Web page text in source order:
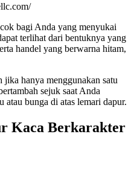
bagi Anda yang menyukai
terlihat dari bentuknya yang
handel yang berwarna hitam,
jika hanya menggunakan satu
sejuk saat Anda
atau bunga di atas lemari dapur.
Kaca Berkarakter